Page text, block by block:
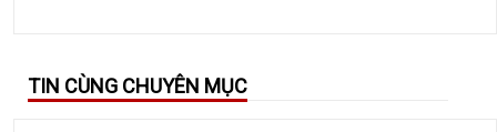
TIN CÙNG CHUYÊN MỤC